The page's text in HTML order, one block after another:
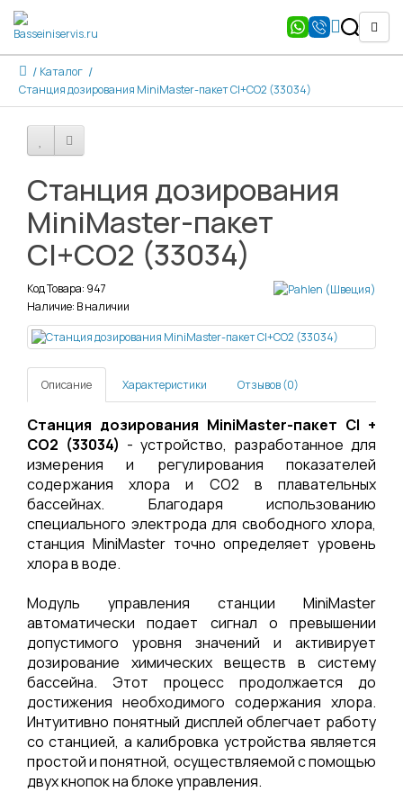
Каталог
Станция дозирования MiniMaster-пакет Cl+СО2 (33034)
Станция дозирования
MiniMaster-пакет
Cl+СО2 (33034)
Код Товара: 947
Наличие: В наличии
Описание Характеристики Отзывов (0)
Станция дозирования MiniMaster-пакет Cl +
СО2 (33034) - устройство, разработанное для
измерения и регулирования показателей
содержания хлора и СО2 в плавательных
бассейнах. Благодаря использованию
специального электрода для свободного хлора,
станция MiniMaster точно определяет уровень
хлора в воде.
Модуль управления станции MiniMaster
автоматически подает сигнал о превышении
допустимого уровня значений и активирует
дозирование химических веществ в систему
бассейна. Этот процесс продолжается до
достижения необходимого содержания хлора.
Интуитивно понятный дисплей облегчает работу
со станцией, а калибровка устройства является
простой и понятной, осуществляемой с помощью
двух кнопок на блоке управления.